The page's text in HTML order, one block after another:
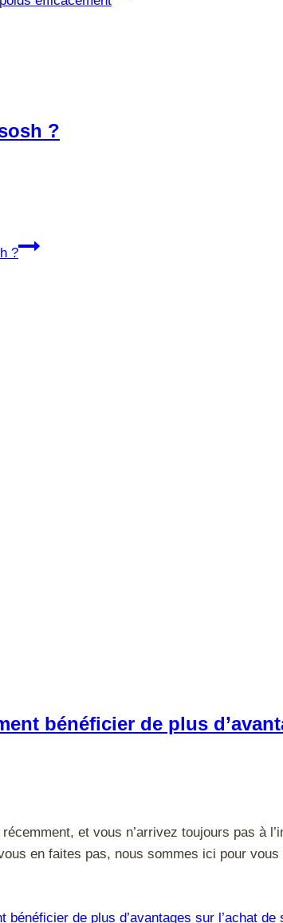
?
?
bénéficier de plus
et vous n’arrivez toujours pas à
en faites pas, nous sommes ici pour
de plus d’avantages sur l’achat